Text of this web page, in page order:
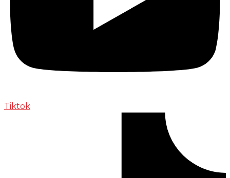
Tiktok